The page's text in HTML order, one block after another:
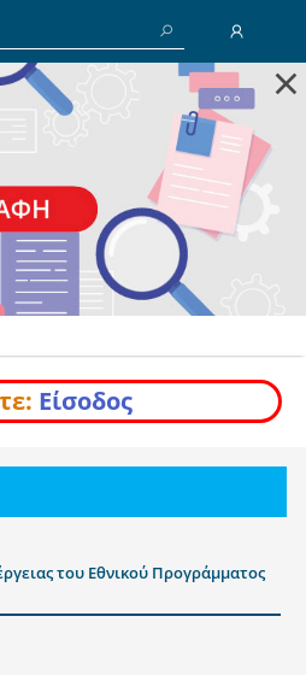
×
Είσοδος
του Εθνικού Προγράμματος